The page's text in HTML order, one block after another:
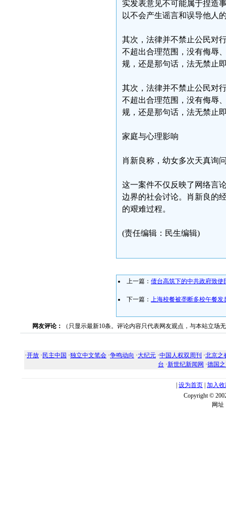
实发表意见不可能属于捏造
以不会产生谣言和误导他人
其次，法律并不禁止公民对
不超出合理范围，没有侮辱
规，还是那句话，法无禁止
其次，法律并不禁止公民对
不超出合理范围，没有侮辱
规，还是那句话，法无禁止
家庭与心理影响
肖新良称，幼女多次天真询
这一案件不仅反映了网络言
边界的社会讨论。肖新良的
的艰难过程。
(责任编辑：民生编辑)
上一篇： 债台高筑下的中共政府致使
下一篇： 上海校餐被垄断多校午餐发
网友评论： （只显示最新10条。评论内容只代表网友观点，与本站立场
·开放 · 民主中国 ·独立中文笔会 ·争鸣动向 ·大纪元 ·中国人权双周刊 ·北京之
台 ·新世纪新闻网 ·德国
设为首页 加入
Copyright ©
网址